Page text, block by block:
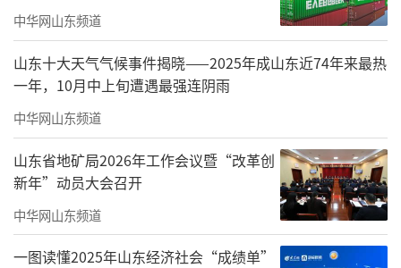
系、优化要素供给的基础上，对绝大部分措施
明确了可量化的发展目标、主要成果或财政金
融支持政策，核心关键在于精准助企赋能。比
每年新增制造业贷款1000亿元、中小企业担保
贷款1000亿元和供应链融资1000亿元以上，努
力为企业发展提供多元化、差异性精准金融服
务。再比如，在“推进数据赋能高质量发
展”方面，对新入选为国家级跨行业跨领域工
中华网山东频道
山东十大天气气候事件揭晓——2025年成山东近74年来最热
一年，10月中上旬遭遇最强连阴雨
中华网山东频道
山东省地矿局2026年工作会议暨“改革创
新年”动员大会召开
中华网山东频道
一图读懂2025年山东经济社会“成绩单”